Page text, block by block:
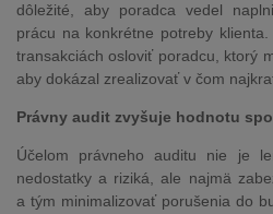
dôležité, aby poradca vedel
prácu na konkrétne potreby
transakciách osloviť poradcu, ktorý
aby dokázal zrealizovať v čom
Právny audit zvyšuje hodnotu
Účelom právneho auditu nie je
nedostatky a riziká, ale najmä
a tým minimalizovať porušenia do